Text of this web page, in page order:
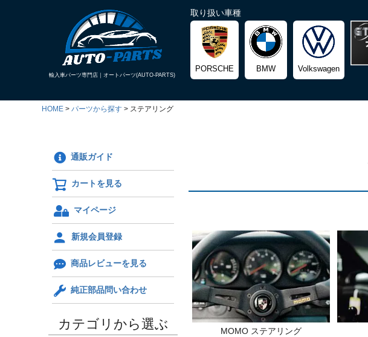
輸入車パーツ専門店｜オートパーツ(AUTO-PARTS)
取り扱い車種
PORSCHE BMW Volkswagen
HOME パーツから探す ステアリング
通販ガイド
カートを見る
マイページ
新規会員登録
商品レビューを見る
純正部品問い合わせ
カテゴリから選ぶ MOMO ステアリング